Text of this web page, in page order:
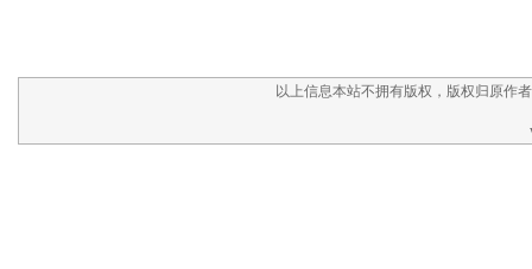
以上信息本站不拥有版权，版权归原作